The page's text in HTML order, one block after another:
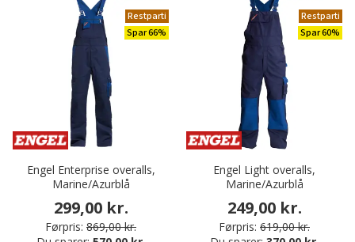
Restparti
Spar 66%
Engel Enterprise overalls,
Marine/Azurblå
299,00 kr.
Førpris: 869,00 kr.
Restparti
Spar 60%
Engel Light overalls,
Marine/Azurblå
249,00 kr.
Førpris: 619,00 kr.